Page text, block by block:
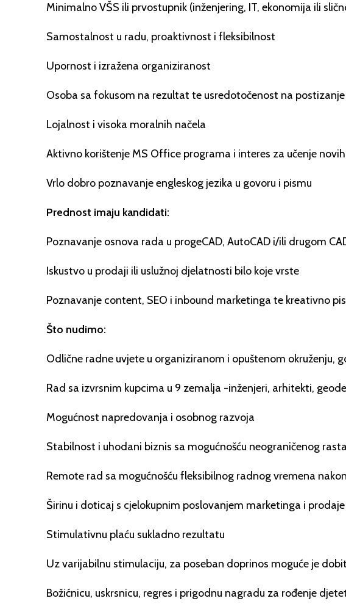
Minimalno VŠS ili prvostupnik (inženjering, IT, ekonomija ili
Samostalnost u radu, proaktivnost i fleksibilnost
Upornost i izražena organiziranost
Osoba sa fokusom na rezultat te usredotočenost na
Lojalnost i visoka moralnih načela
Aktivno korištenje MS Office programa i interes za učenje
Vrlo dobro poznavanje engleskog jezika u govoru i pismu
Prednost imaju kandidati:
Poznavanje osnova rada u progeCAD, AutoCAD i/ili drugom
Iskustvo u prodaji ili uslužnoj djelatnosti bilo koje vrste
Poznavanje content, SEO i inbound marketinga te kreativno
Što nudimo:
Odlične radne uvjete u organiziranom i opuštenom okruženju,
Rad sa izvrsnim kupcima u 9 zemalja -inženjeri, arhitekti,
Mogućnost napredovanja i osobnog razvoja
Stabilnost i uhodani biznis sa mogućnošću neograničenog rasta
Remote rad sa mogućnošću fleksibilnog radnog vremena
Širinu i doticaj s cjelokupnim poslovanjem marketinga i
Stimulativnu plaću sukladno rezultatu
Uz varijabilnu stimulaciju, za poseban doprinos moguće je
Božićnicu, uskrsnicu, regres i prigodnu nagradu za rođenje